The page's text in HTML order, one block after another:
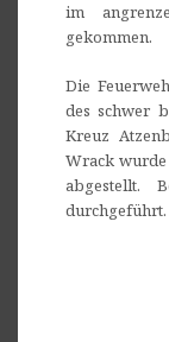
im
gekommen.
Die
des schwer
Kreuz
Wrack wurde
abgestellt.
durchgeführt.